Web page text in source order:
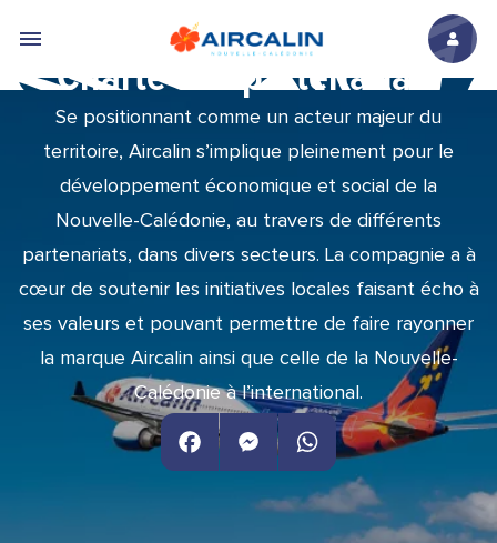
Aller au contenu principal
Charte des partenariats
Se positionnant comme un acteur majeur du
territoire, Aircalin s’implique pleinement pour le
développement économique et social de la
Nouvelle-Calédonie, au travers de différents
partenariats, dans divers secteurs. La compagnie a à
cœur de soutenir les initiatives locales faisant écho à
ses valeurs et pouvant permettre de faire rayonner
la marque Aircalin ainsi que celle de la Nouvelle-
Calédonie à l’international.
MessengerWhatsApp